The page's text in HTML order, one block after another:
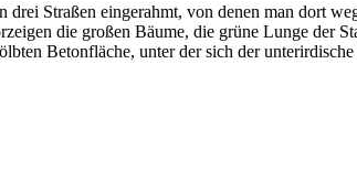
Straßen eingerahmt, von denen man dort
die großen Bäume, die grüne Lunge der
Betonfläche, unter der sich der